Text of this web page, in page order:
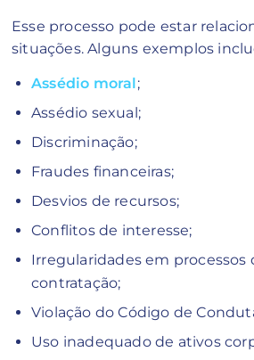
Esse processo pode estar
situações. Alguns exemplos
Assédio moral ;
Assédio sexual;
Discriminação;
Fraudes financeiras;
Desvios de recursos;
Conflitos de interesse;
Irregularidades em processos
contratação;
Violação do Código de
Uso inadequado de ativos